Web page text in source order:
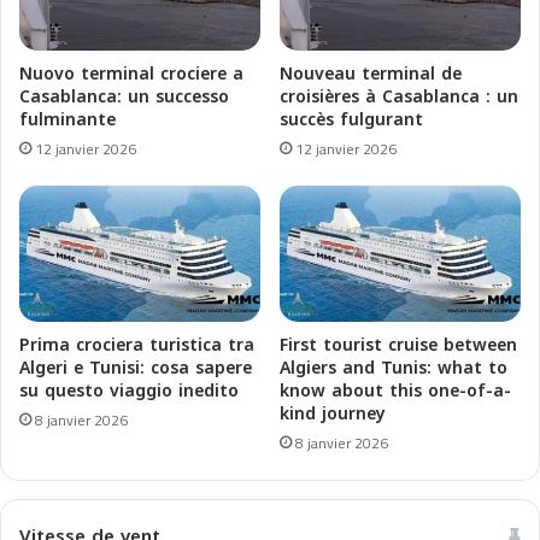
T
e
s
o
r
i
N
a
s
c
o
s
t
i
d
e
a
e
C
u
i
s
e
s
:
C
h
r
i
s
t
m
a
n
Nuovo terminal crociere a
Casablanca: un successo
fulminante
12 janvier 2026
Nouveau terminal de
croisières à Casablanca : un
succès fulgurant
12 janvier 2026
Prima crociera turistica tra
Algeri e Tunisi: cosa sapere
su questo viaggio inedito
8 janvier 2026
First tourist cruise between
Algiers and Tunis: what to
know about this one-of-a-
kind journey
8 janvier 2026